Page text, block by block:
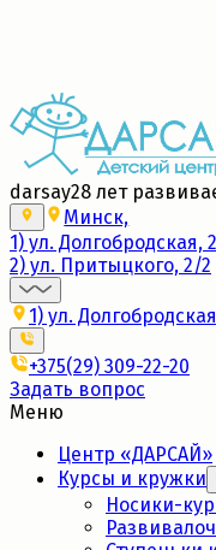
darsay28 лет
Минск,
1) ул. Долгобродская,
2) ул. Притыцкого, 2/2
1) ул.
+375(29) 309-22-20
Задать вопрос
Меню
Центр «ДАРСАЙ»
Курсы и кружки
Носики-